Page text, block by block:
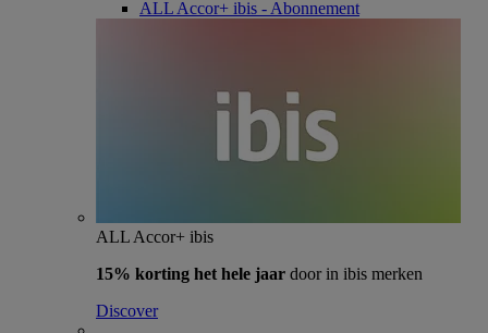
ALL Accor+ ibis - Abonnement
ALL Accor+ ibis
15% korting het hele jaar door in ibis merken
Discover